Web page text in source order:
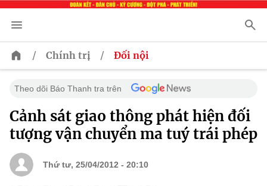
/ Chính trị / Đối nội
Theo dõi Báo Thanh tra trên
Cảnh sát giao thông phát hiện đối
tượng vận chuyển ma tuý trái phép
Thứ tư, 25/04/2012 - 20:10